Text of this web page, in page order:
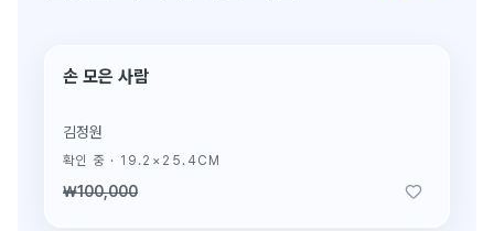
손 모은 사람
김정원
확인 중 · 19.2×25.4CM
₩100,000